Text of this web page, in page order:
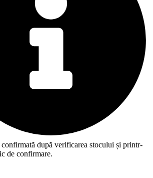
după verificarea stocului și printr-
de confirmare.